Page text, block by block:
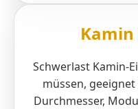
Schwerlast Kamin-
müssen,
Durchmesser,